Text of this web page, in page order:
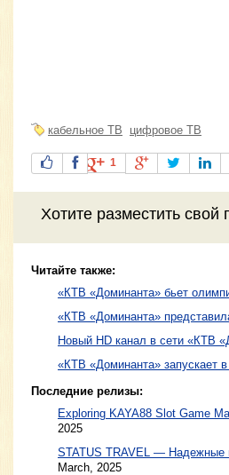
кабельное ТВ цифровое ТВ
1
Хотите разместить
Читайте также:
«КТВ «Доминанта» бьет
«КТВ «Доминанта»
Новый HD канал в сети «КТВ
«КТВ «Доминанта» запускает
Последние релизы:
Exploring KAYA88 Slot Game
2025
STATUS TRAVEL — Надежные
March, 2025